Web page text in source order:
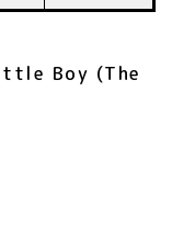
Boy (The